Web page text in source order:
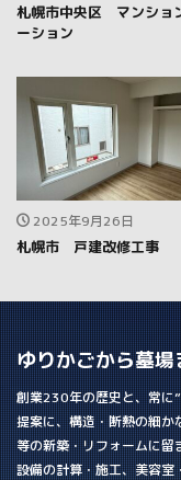
札幌市中央区 マンショ
ーション
2025年9月26日
札幌市 戸建改修工事
ゆりかごから墓
創業230年の歴史と、常
提案に、構造・断熱の細
等の新築・リフォームに留
設備の計算・施工、美容室